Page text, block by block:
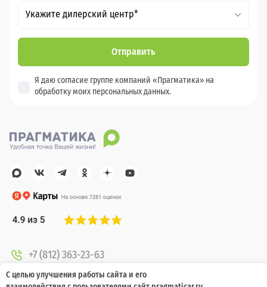
Укажите дилерский центр*
Отправить
Я даю согласие группе компаний «Прагматика» на
обработку моих персональных данных.
+7 (812) 363-23-63
С целью улучшения работы сайта и его